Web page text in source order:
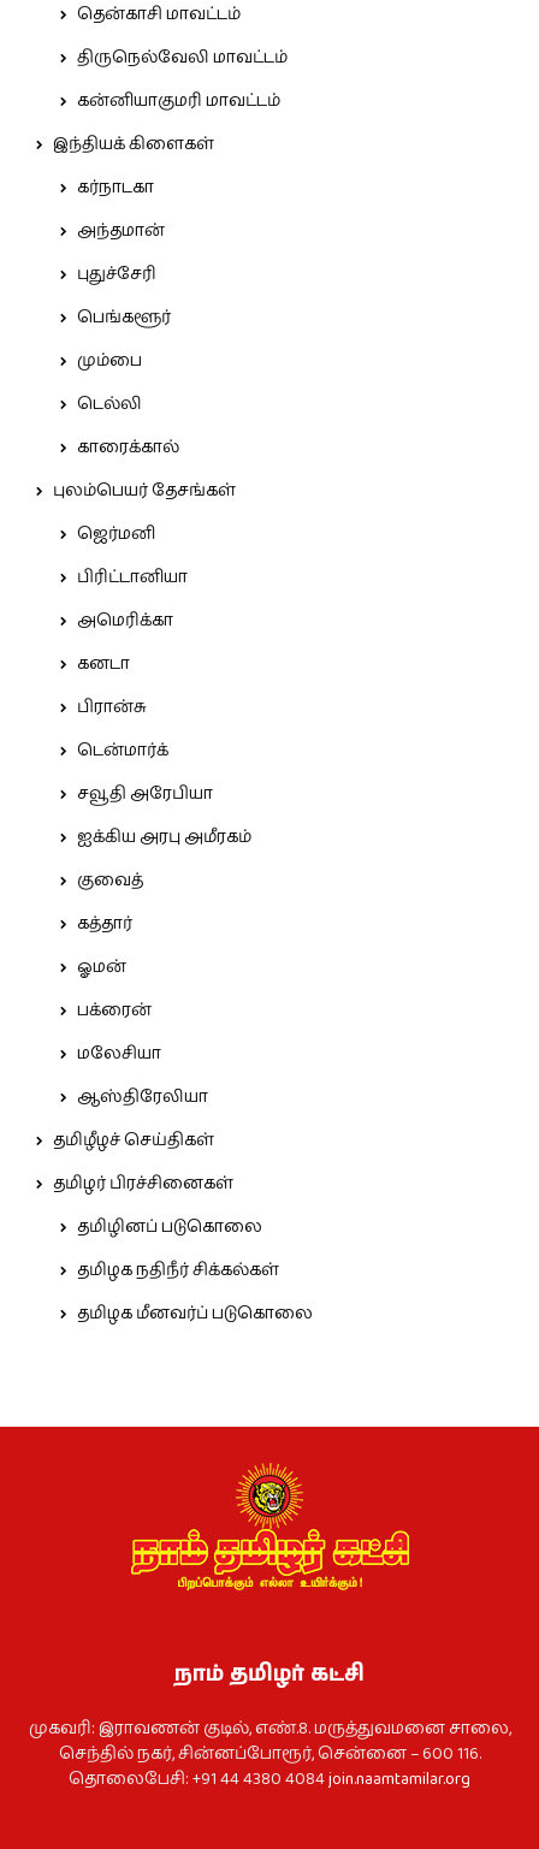
தென்காசி மாவட்டம்
திருநெல்வேலி மாவட்டம்
கன்னியாகுமரி மாவட்டம்
இந்தியக் கிளைகள்
கர்நாடகா
அந்தமான்
புதுச்சேரி
பெங்களூர்
மும்பை
டெல்லி
காரைக்கால்
புலம்பெயர் தேசங்கள்
ஜெர்மனி
பிரிட்டானியா
அமெரிக்கா
கனடா
பிரான்சு
டென்மார்க்
சவூதி அரேபியா
ஐக்கிய அரபு அமீரகம்
குவைத்
கத்தார்
ஓமன்
பக்ரைன்
மலேசியா
ஆஸ்திரேலியா
தமிழீழச் செய்திகள்
தமிழர் பிரச்சினைகள்
தமிழினப் படுகொலை
தமிழக நதிநீர் சிக்கல்கள்
தமிழக மீனவர்ப் படுகொலை
நாம் தமிழர் கட்சி
முகவரி: இராவணன் குடில், எண்.8. மருத்துவமனை சாலை,
செந்தில் நகர், சின்னப்போரூர், சென்னை – 600 116.
தொலைபேசி: +91 44 4380 4084join.naamtamilar.org